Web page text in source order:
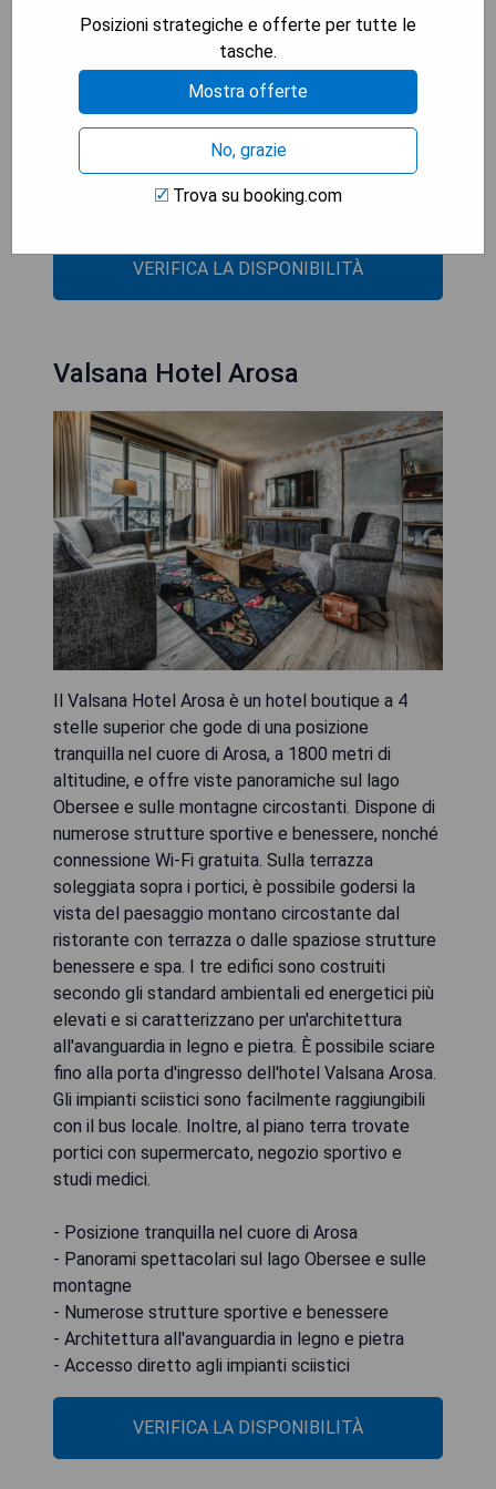
all'area spiaggia Untersee ed al corso d'avventura
- Accesso diretto alle piste da sci
- Ampia area spa con piscina coperta
- Camere spaziose con balcone
- Possibilità di preparare pasti leggeri nelle suite
- Beneficio della Arosa Card in estate
VERIFICA LA DISPONIBILITÀ
Valsana Hotel Arosa
Il Valsana Hotel Arosa è un hotel boutique a 4
stelle superior che gode di una posizione
tranquilla nel cuore di Arosa, a 1800 metri di
altitudine, e offre viste panoramiche sul lago
Obersee e sulle montagne circostanti. Dispone di
numerose strutture sportive e benessere, nonché
connessione Wi-Fi gratuita. Sulla terrazza
soleggiata sopra i portici, è possibile godersi la
vista del paesaggio montano circostante dal
ristorante con terrazza o dalle spaziose strutture
benessere e spa. I tre edifici sono costruiti
secondo gli standard ambientali ed energetici più
elevati e si caratterizzano per un'architettura
all'avanguardia in legno e pietra. È possibile sciare
fino alla porta d'ingresso dell'hotel Valsana Arosa.
Gli impianti sciistici sono facilmente raggiungibili
con il bus locale. Inoltre, al piano terra trovate
portici con supermercato, negozio sportivo e
studi medici.
- Posizione tranquilla nel cuore di Arosa
- Panorami spettacolari sul lago Obersee e sulle
montagne
- Numerose strutture sportive e benessere
- Architettura all'avanguardia in legno e pietra
- Accesso diretto agli impianti sciistici
VERIFICA LA DISPONIBILITÀ
Posizioni strategiche e offerte per tutte le
tasche.
Mostra offerte
No, grazie
Trova su booking.com